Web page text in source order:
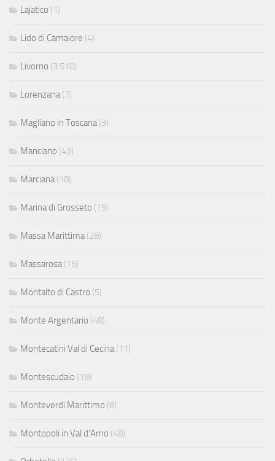
Lajatico (1)
Lido di Camaiore (4)
Livorno (3.510)
Lorenzana (7)
Magliano in Toscana (3)
Manciano (43)
Marciana (18)
Marina di Grosseto (19)
Massa Marittima (28)
Massarosa (15)
Montalto di Castro (5)
Monte Argentario (48)
Montecatini Val di Cecina (11)
Montescudaio (19)
Monteverdi Marittimo (8)
Montopoli in Val d'Arno (48)